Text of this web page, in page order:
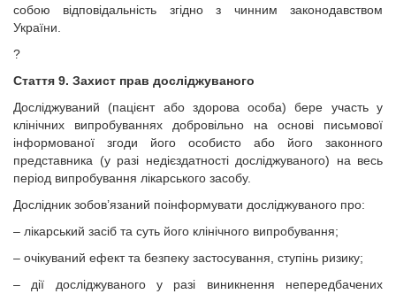
собою відповідальність згідно з чинним законодавством
України.
?
Стаття 9. Захист прав досліджуваного
Досліджуваний (пацієнт або здорова особа) бере участь у
клінічних випробуваннях добровільно на основі письмової
інформованої згоди його особисто або його законного
представника (у разі недієздатності досліджуваного) на весь
період випробування лікарського засобу.
Дослідник зобов’язаний поінформувати досліджуваного про:
– лікарський засіб та суть його клінічного випробування;
– очікуваний ефект та безпеку застосування, ступінь ризику;
– дії досліджуваного у разі виникнення непередбачених